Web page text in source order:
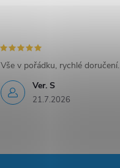
Ver. S
21.7.2026
Vše v pořádku, rychlé doručení.